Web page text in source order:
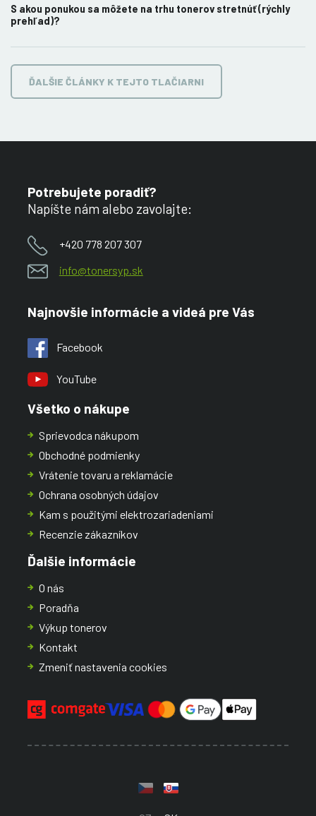
S akou ponukou sa môžete na trhu tonerov stretnúť (rýchly
prehľad)?
ĎALŠIE ČLÁNKY K TEJTO TLAČIARNI
Potrebujete poradiť?
Napíšte nám alebo zavolajte:
+420 778 207 307
info@tonersyp.sk
Najnovšie informácie a videá pre Vás
Facebook
YouTube
Všetko o nákupe
Sprievodca nákupom
Obchodné podmienky
Vrátenie tovaru a reklamácie
Ochrana osobných údajov
Kam s použitými elektrozariadeniami
Recenzie zákazníkov
Ďalšie informácie
O nás
Poradňa
Výkup tonerov
Kontakt
Zmeniť nastavenia cookies